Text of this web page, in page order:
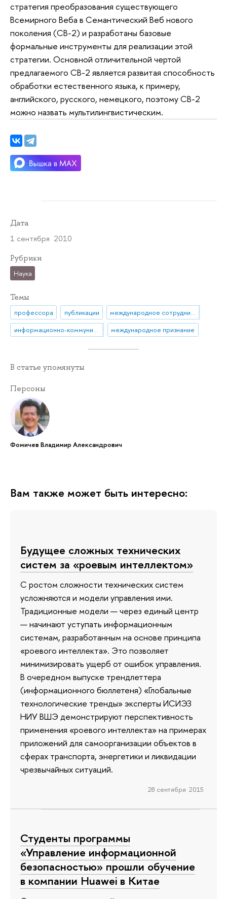
стратегия преобразования существующего
Всемирного Веба в Семантический Веб нового
поколения (СВ-2) и разработаны базовые
формальные инструменты для реализации этой
стратегии. Основной отличительной чертой
предлагаемого СВ-2 является развитая способность
обработки естественного языка, к примеру,
английского, русского, немецкого, поэтому СВ-2
можно назвать мультилингвистическим.
Дата
1 сентября 2010
Рубрики
Наука
Темы
профессора публикации
международное сотрудничество
информационно-коммуникационные технологии
международное признание
В статье упомянуты
Персоны
Фомичев Владимир Александрович
Вам также может быть интересно:
Будущее сложных технических
систем за «роевым интеллектом»
С ростом сложности технических систем
усложняются и модели управления ими.
Традиционные модели — через единый центр
— начинают уступать информационным
системам, разработанным на основе принципа
«роевого интеллекта». Это позволяет
минимизировать ущерб от ошибок управления.
В очередном выпуске трендлеттера
(информационного бюллетеня) «Глобальные
технологические тренды» эксперты ИСИЭЗ
НИУ ВШЭ демонстрируют перспективность
применения «роевого интеллекта» на примерах
приложений для самоорганизации объектов в
сферах транспорта, энергетики и ликвидации
чрезвычайных ситуаций.
28 сентября 2015
Студенты программы
«Управление информационной
безопасностью» прошли обучение
в компании Huawei в Китае